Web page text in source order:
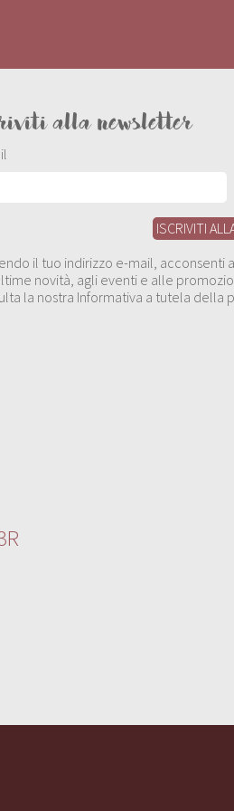
alla newsletter
il tuo indirizzo e-mail,
novità, agli eventi e alle
la nostra Informativa a tutela della